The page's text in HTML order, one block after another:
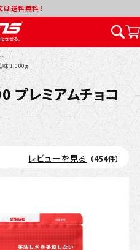
送料無料！
味 1,000g
プレミアムチョコ
レビューを見る （454件）